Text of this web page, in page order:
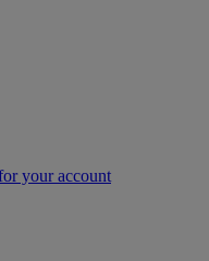
your account